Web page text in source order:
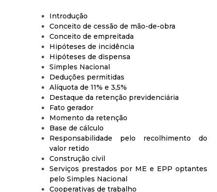
Introdução
Conceito de cessão de mão-de-obra
Conceito de empreitada
Hipóteses de incidência
Hipóteses de dispensa
Simples Nacional
Deduções permitidas
Alíquota de 11% e 3,5%
Destaque da retenção previdenciária
Fato gerador
Momento da retenção
Base de cálculo
Responsabilidade pelo recolhimento do
valor retido
Construção civil
Serviços prestados por ME e EPP optantes
pelo Simples Nacional
Cooperativas de trabalho